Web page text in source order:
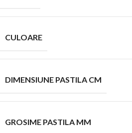
CULOARE
DIMENSIUNE PASTILA CM
GROSIME PASTILA MM